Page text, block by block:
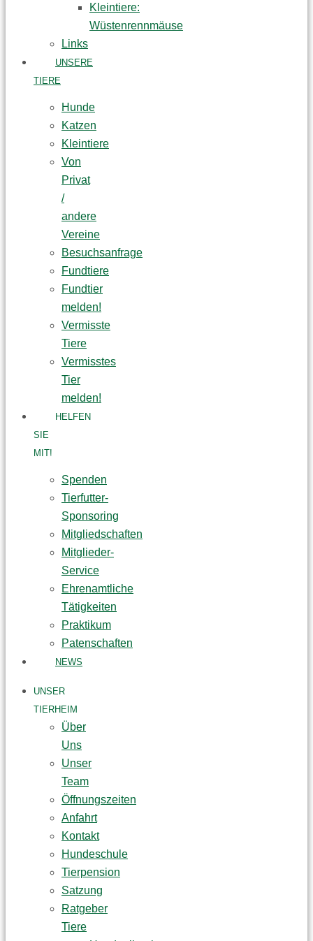
Kleintiere:
Wüstenrennmäuse
Links
UNSERE
TIERE
Hunde
Katzen
Kleintiere
Von
Privat
/
andere
Vereine
Besuchsanfrage
Fundtiere
Fundtier
melden!
Vermisste
Tiere
Vermisstes
Tier
melden!
HELFEN
SIE
MIT!
Spenden
Tierfutter-
Sponsoring
Mitgliedschaften
Mitglieder-
Service
Ehrenamtliche
Tätigkeiten
Praktikum
Patenschaften
NEWS
UNSER
TIERHEIM
Über
Uns
Unser
Team
Öffnungszeiten
Anfahrt
Kontakt
Hundeschule
Tierpension
Satzung
Ratgeber
Tiere